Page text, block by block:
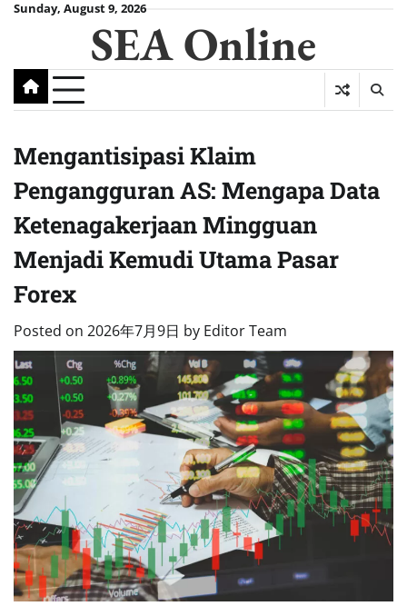
SkipSunday, August 9, 2026
SEA Online
Mengantisipasi Klaim
Pengangguran AS: Mengapa Data
Ketenagakerjaan Mingguan
Menjadi Kemudi Utama Pasar
Forex
Posted on 2026年7月9日 by Editor Team